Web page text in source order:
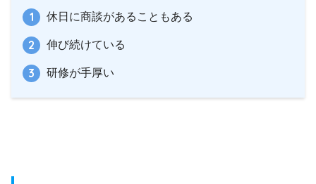
休日に商談があることもある
伸び続けている
研修が手厚い